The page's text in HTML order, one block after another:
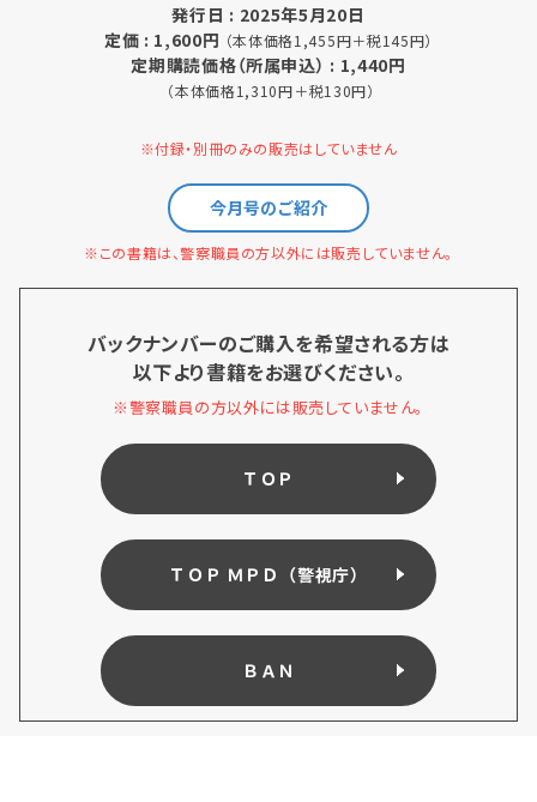
発行日 : 2025年5月20日
定価 : 1,600円 （本体価格1,455円＋税145円）
定期購読価格（所属申込） : 1,440円
（本体価格1,310円＋税130円）
※付録・別冊のみの販売はしていません
今月号のご紹介
※この書籍は、警察職員の方以外には販売していません。
バックナンバーのご購入を希望される方は
以下より書籍をお選びください。
※警察職員の方以外には販売していません。
ＴＯＰ
ＴＯＰ ＭＰＤ（警視庁）
ＢＡＮ